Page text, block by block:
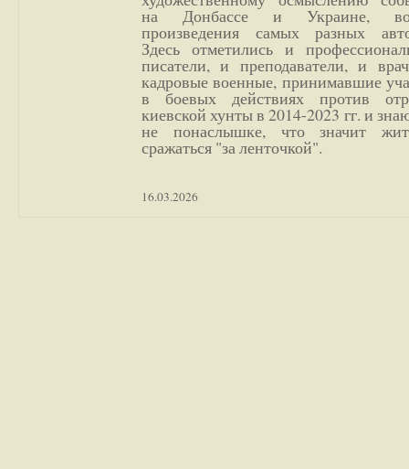
на Донбассе и Украине,
произведения самых разных
Здесь отметились и
писатели, и преподаватели, и
кадровые военные, принимавшие
в боевых действиях против
киевской хунты в 2014-2023 гг. и
не понаслышке, что значит
сражаться "за ленточкой".
16.03.2026